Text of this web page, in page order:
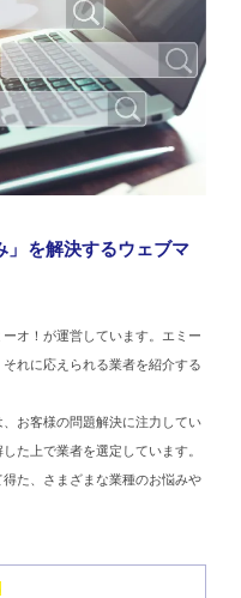
」を解決するウェブマ
オ！が運営しています。エミー
れに応えられる業者を紹介する
お客様の問題解決に注力してい
た上で業者を選定しています。
た、さまざまな業種のお悩みや